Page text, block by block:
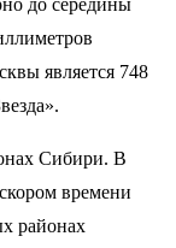
до середины
является 748
Сибири. В
времени
районах